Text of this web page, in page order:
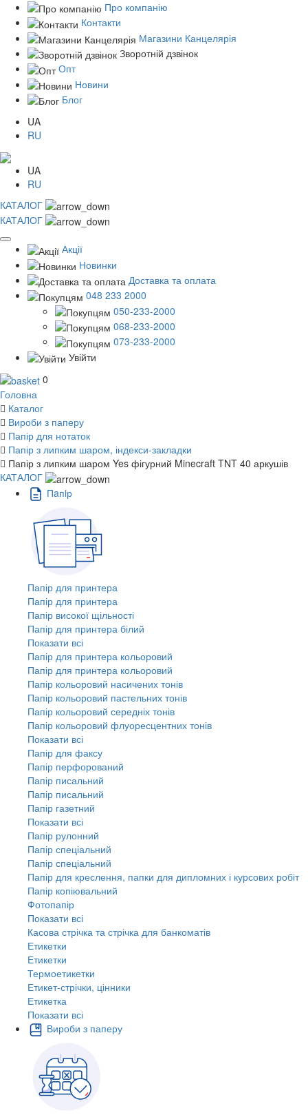
Про компанію
Контакти
Магазини Канцелярія
Зворотній дзвінок
Опт
Новини
Блог
UA
RU
UA
RU
КАТАЛОГ
КАТАЛОГ
Акції
Новинки
Доставка та оплата
048 233 2000
050-233-2000
068-233-2000
073-233-2000
Увійти
0
Головна
Каталог
Вироби з паперу
Папір для нотаток
Папір з липким шаром, індекси-закладки
Папір з липким шаром Yes фігурний Minecraft TNT 40 аркушів
КАТАЛОГ
Пaпiр
Папір для принтера
Папір для принтера
Папір високої щільності
Папір для принтера білий
Показати всі
Папір для принтера кольоровий
Папір для принтера кольоровий
Папір кольоровий насичених тонів
Папір кольоровий пастельних тонів
Папір кольоровий середніх тонів
Папір кольоровий флуоресцентних тонів
Показати всі
Папір для факсу
Папір перфорований
Папір писальний
Папір писальний
Папір газетний
Показати всі
Папір рулонний
Папір спеціальний
Папір спеціальний
Папір для креслення, папки для дипломних і курсових робіт
Папір копіювальний
Фотопапір
Показати всі
Касова стрічка та стрічка для банкоматів
Етикетки
Етикетки
Термоетикетки
Етикет-стрічки, цінники
Етикетка
Показати всі
Вироби з паперу